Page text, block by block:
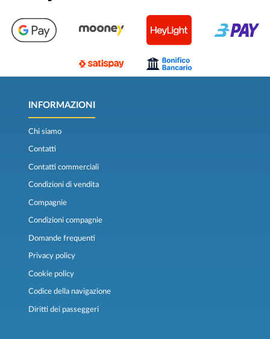
INFORMAZIONI
Chi siamo
Contatti
Contatti commerciali
Condizioni di vendita
Compagnie
Condizioni compagnie
Domande frequenti
Privacy policy
Cookie policy
Codice della navigazione
Diritti dei passeggeri